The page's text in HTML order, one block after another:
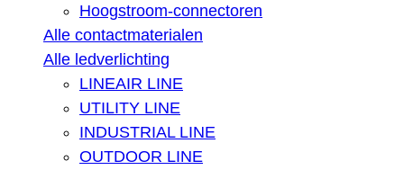
Hoogstroom-connectoren
Alle contactmaterialen
Alle ledverlichting
LINEAIR LINE
UTILITY LINE
INDUSTRIAL LINE
OUTDOOR LINE